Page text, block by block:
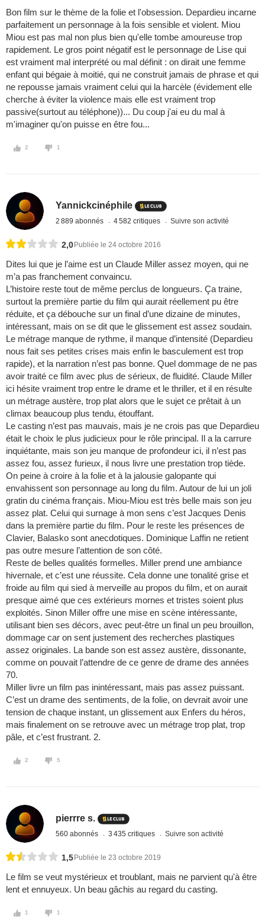
Bon film sur le thème de la folie et l'obsession. Depardieu incarne
parfaitement un personnage à la fois sensible et violent. Miou
Miou est pas mal non plus bien qu'elle tombe amoureuse trop
rapidement. Le gros point négatif est le personnage de Lise qui
est vraiment mal interprété ou mal définit : on dirait une femme
enfant qui bégaie à moitié, qui ne construit jamais de phrase et qui
ne repousse jamais vraiment celui qui la harcèle (évidement elle
cherche à éviter la violence mais elle est vraiment trop
passive(surtout au téléphone))... Du coup j'ai eu du mal à
m'imaginer qu'on puisse en être fou...
2 1
Yannickcinéphile
2 889 abonnés 4 582 critiques Suivre son activité
2,0 Publiée le 24 octobre 2016
Dites lui que je l’aime est un Claude Miller assez moyen, qui ne
m’a pas franchement convaincu.
L’histoire reste tout de même perclus de longueurs. Ça traine,
surtout la première partie du film qui aurait réellement pu être
réduite, et ça débouche sur un final d’une dizaine de minutes,
intéressant, mais on se dit que le glissement est assez soudain.
Le métrage manque de rythme, il manque d’intensité (Depardieu
nous fait ses petites crises mais enfin le basculement est trop
rapide), et la narration n’est pas bonne. Quel dommage de ne pas
avoir traité ce film avec plus de sérieux, de fluidité. Claude Miller
ici hésite vraiment trop entre le drame et le thriller, et il en résulte
un métrage austère, trop plat alors que le sujet ce prêtait à un
climax beaucoup plus tendu, étouffant.
Le casting n’est pas mauvais, mais je ne crois pas que Depardieu
était le choix le plus judicieux pour le rôle principal. Il a la carrure
inquiétante, mais son jeu manque de profondeur ici, il n’est pas
assez fou, assez furieux, il nous livre une prestation trop tiède.
On peine à croire à la folie et à la jalousie galopante qui
envahissent son personnage au long du film. Autour de lui un joli
gratin du cinéma français. Miou-Miou est très belle mais son jeu
assez plat. Celui qui surnage à mon sens c’est Jacques Denis
dans la première partie du film. Pour le reste les présences de
Clavier, Balasko sont anecdotiques. Dominique Laffin ne retient
pas outre mesure l’attention de son côté.
Reste de belles qualités formelles. Miller prend une ambiance
hivernale, et c’est une réussite. Cela donne une tonalité grise et
froide au film qui sied à merveille au propos du film, et on aurait
presque aimé que ces extérieurs mornes et tristes soient plus
exploités. Sinon Miller offre une mise en scène intéressante,
utilisant bien ses décors, avec peut-être un final un peu brouillon,
dommage car on sent justement des recherches plastiques
assez originales. La bande son est assez austère, dissonante,
comme on pouvait l’attendre de ce genre de drame des années
70.
Miller livre un film pas inintéressant, mais pas assez puissant.
C’est un drame des sentiments, de la folie, on devrait avoir une
tension de chaque instant, un glissement aux Enfers du héros,
mais finalement on se retrouve avec un métrage trop plat, trop
pâle, et c’est frustrant. 2.
2 5
pierrre s.
560 abonnés 3 435 critiques Suivre son activité
1,5 Publiée le 23 octobre 2019
Le film se veut mystérieux et troublant, mais ne parvient qu'à être
lent et ennuyeux. Un beau gâchis au regard du casting.
1 1